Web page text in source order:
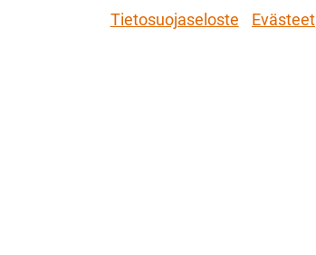
Tietosuojaseloste
Evästeet